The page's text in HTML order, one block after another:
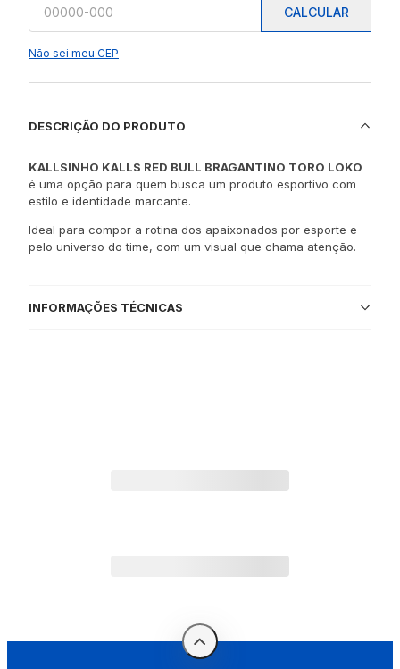
CALCULAR
Não sei meu CEP
DESCRIÇÃO DO PRODUTO
KALLSINHO KALLS RED BULL BRAGANTINO TORO LOKO
é uma opção para quem busca um produto esportivo com
estilo e identidade marcante.
Ideal para compor a rotina dos apaixonados por esporte e
pelo universo do time, com um visual que chama atenção.
INFORMAÇÕES TÉCNICAS